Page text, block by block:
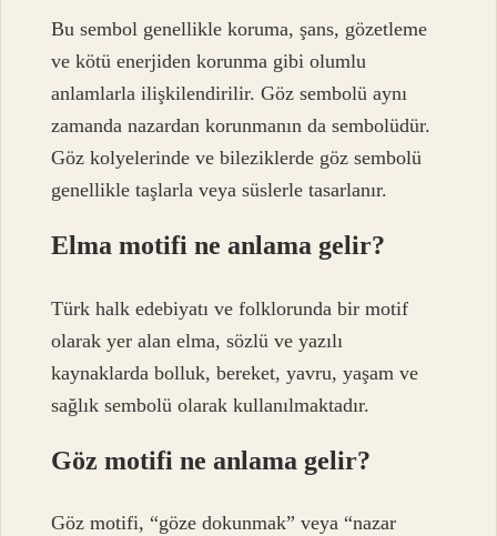
Bu sembol genellikle koruma, şans, gözetleme
ve kötü enerjiden korunma gibi olumlu
anlamlarla ilişkilendirilir. Göz sembolü aynı
zamanda nazardan korunmanın da sembolüdür.
Göz kolyelerinde ve bileziklerde göz sembolü
genellikle taşlarla veya süslerle tasarlanır.
Elma motifi ne anlama gelir?
Türk halk edebiyatı ve folklorunda bir motif
olarak yer alan elma, sözlü ve yazılı
kaynaklarda bolluk, bereket, yavru, yaşam ve
sağlık sembolü olarak kullanılmaktadır.
Göz motifi ne anlama gelir?
Göz motifi, “göze dokunmak” veya “nazar